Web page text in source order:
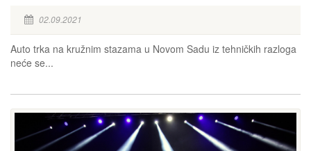
02.09.2021
Auto trka na kružnim stazama u Novom Sadu iz tehničkih razloga
neće se...